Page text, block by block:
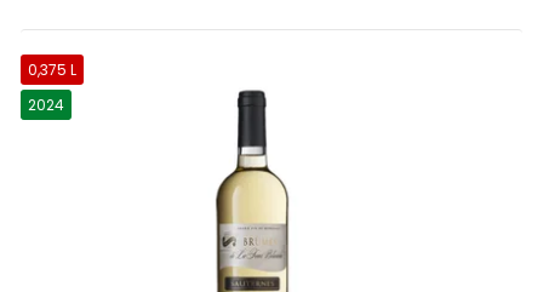
0,375 L
2024